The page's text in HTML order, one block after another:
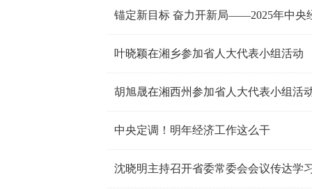
锚定新目标 奋力开新局——2025年中央
叶晓颖在湘乡参加省人大代表小组活动
中央定调！明年经济工作这么干
沈晓明主持召开省委常委会会议传达学